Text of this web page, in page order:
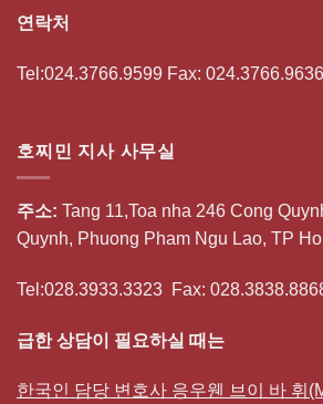
연락처
Tel:024.3766.9599 Fax: 024.3766.9636
호찌민 지사 사무실
주소: Tang 11,Toa nha 246 Cong
Quynh, Phuong Pham Ngu Lao, TP
Tel:028.3933.3323 Fax:
급한 상담이 필요하실 때는
한국인 담당 변호사 응우웬 브이 바 휘